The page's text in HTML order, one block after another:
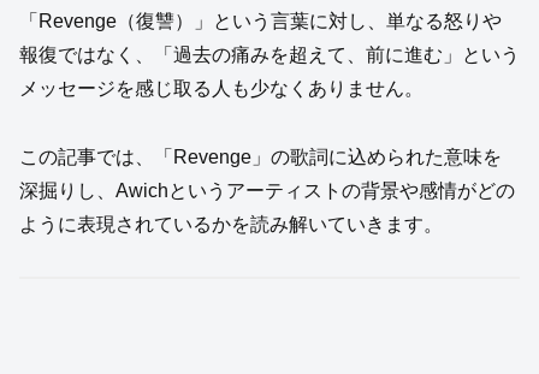
「Revenge（復讐）」という言葉に対し、単なる怒りや
報復ではなく、「過去の痛みを超えて、前に進む」という
メッセージを感じ取る人も少なくありません。
この記事では、「Revenge」の歌詞に込められた意味を
深掘りし、Awichというアーティストの背景や感情がどの
ように表現されているかを読み解いていきます。